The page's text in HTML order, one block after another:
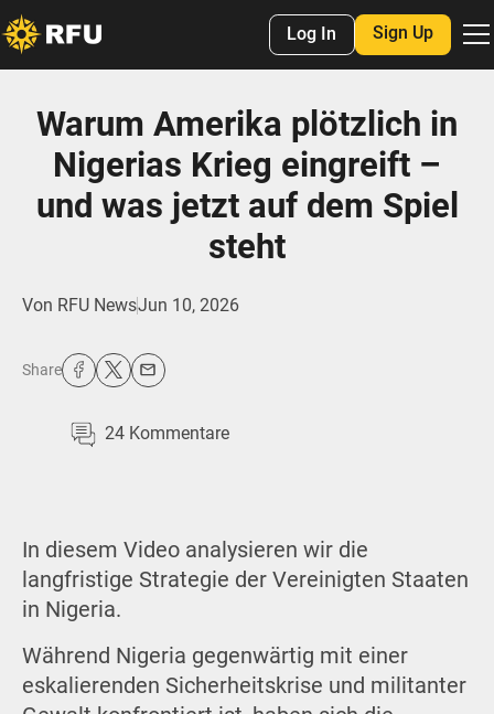
Log In Sign Up
Warum Amerika plötzlich in
Nigerias Krieg eingreift –
und was jetzt auf dem Spiel
steht
Von RFU NewsJun 10, 2026
Share
24 Kommentare
In diesem Video analysieren wir die
langfristige Strategie der Vereinigten Staaten
in Nigeria.
Während Nigeria gegenwärtig mit einer
eskalierenden Sicherheitskrise und militanter